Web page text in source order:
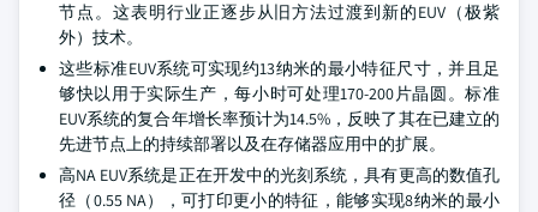
节点。这表明行业正逐步从旧方法过渡到新的EUV（极紫
外）技术。
这些标准EUV系统可实现约13纳米的最小特征尺寸，并且足
够快以用于实际生产，每小时可处理170-200片晶圆。标准
EUV系统的复合年增长率预计为14.5%，反映了其在已建立的
先进节点上的持续部署以及在存储器应用中的扩展。
高NA EUV系统是正在开发中的光刻系统，具有更高的数值孔
径（0.55 NA），可打印更小的特征，能够实现8纳米的最小